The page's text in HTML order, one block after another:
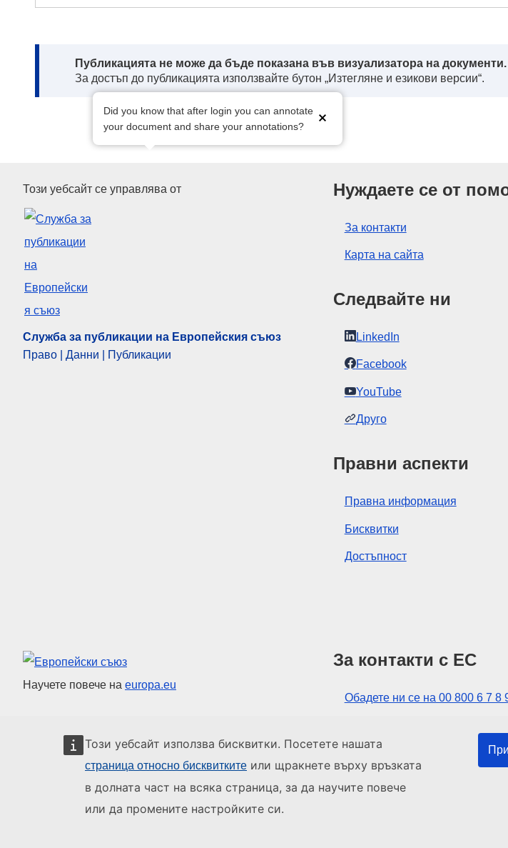
Този уебсайт използва бисквитки. Посетете нашата
страница относно бисквитките или щракнете върху връзката
в долната част на всяка страница, за да научите повече
или да промените настройките си.
Note:
Публикацията не може да бъде показана във визуализатора на документи.
За достъп до публикацията използвайте бутон „Изтегляне и езикови версии“.
Did you know that after login you can annotate
your document and share your annotations?
Служба за публикации на Европейския съюз
Този уебсайт се управлява от
Служба за публикации на Европейския съюз
Право | Данни | Публикации
Нуждаете се от
За контакти
Карта на сайта
Следвайте ни
LinkedIn
Facebook
YouTube
Друго
Правни аспекти
Правна информация
Бисквитки
Достъпност
Европейски съюз
Научете повече на europa.eu
За контакти с ЕС
Обадете ни се на 00 800 6 7 8
Пишете ни чрез нашия